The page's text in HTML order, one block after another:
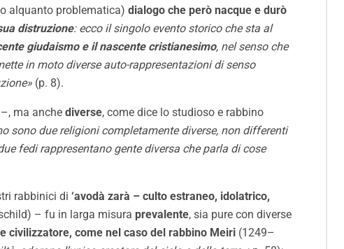
alquanto problematica) dialogo che però nacque e durò
distruzione: ecco il singolo evento storico che sta al
giudaismo e il nascente cristianesimo, nel senso che
in moto diverse auto-rappresentazioni di senso
(p. 8).
ma anche diverse, come dice lo studioso e rabbino
sono due religioni completamente diverse, non differenti
fedi rappresentano gente diversa che parla di cose
rabbinici di ‘avodà zarà – culto estraneo, idolatrico,
– fu in larga misura prevalente, sia pure con diverse
civilizzatore, come nel caso del rabbino Meiri (1249–